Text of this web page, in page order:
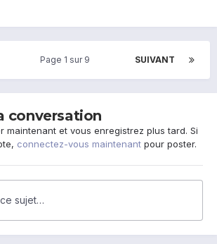
SUIVANT
Page 1 sur 9
conversation
maintenant et vous enregistrez plus tard. Si
connectez-vous maintenant pour poster.
sujet…